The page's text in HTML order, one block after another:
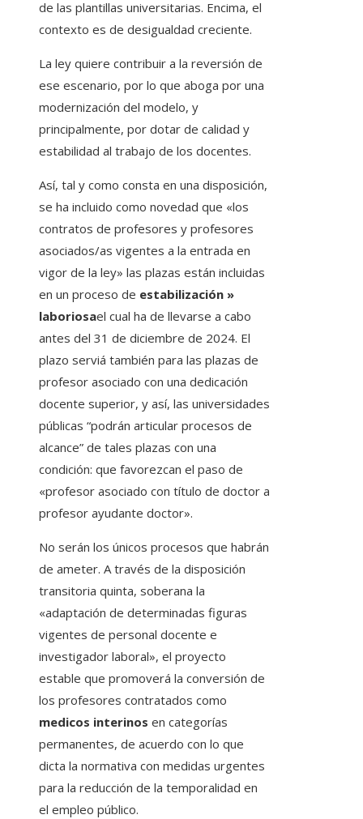
de las plantillas universitarias. Encima, el
contexto es de desigualdad creciente.
La ley quiere contribuir a la reversión de
ese escenario, por lo que aboga por una
modernización del modelo, y
principalmente, por dotar de calidad y
estabilidad al trabajo de los docentes.
Así, tal y como consta en una disposición,
se ha incluido como novedad que «los
contratos de profesores y profesores
asociados/as vigentes a la entrada en
vigor de la ley» las plazas están incluidas
en un proceso de estabilización »
laboriosael cual ha de llevarse a cabo
antes del 31 de diciembre de 2024. El
plazo serviá también para las plazas de
profesor asociado con una dedicación
docente superior, y así, las universidades
públicas “podrán articular procesos de
alcance” de tales plazas con una
condición: que favorezcan el paso de
«profesor asociado con título de doctor a
profesor ayudante doctor».
No serán los únicos procesos que habrán
de ameter. A través de la disposición
transitoria quinta, soberana la
«adaptación de determinadas figuras
vigentes de personal docente e
investigador laboral», el proyecto
estable que promoverá la conversión de
los profesores contratados como
medicos interinos en categorías
permanentes, de acuerdo con lo que
dicta la normativa con medidas urgentes
para la reducción de la temporalidad en
el empleo público.